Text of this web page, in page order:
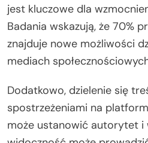
jest kluczowe dla
Badania wskazują, że 70%
znajduje nowe możliwości
mediach
Dodatkowo, dzielenie się
spostrzeżeniami na
może ustanowić autorytet i